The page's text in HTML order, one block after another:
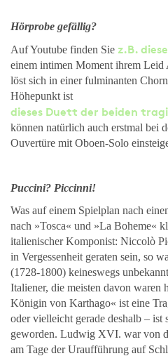
Hörprobe gefällig?
Auf Youtube finden Sie z.B.
einem intimen Moment ihrem Leid
löst sich in einer fulminanten
Höhepunkt ist
dieses Duett der beiden
können natürlich auch erstmal bei
Ouvertüre mit Oboen-Solo
Puccini? Piccinni!
Was auf einem Spielplan nach
nach »Tosca« und »La Boheme«
italienischer Komponist: Niccolò
in Vergessenheit geraten sein, so
(1728-1800) keineswegs
Italiener, die meisten davon waren
Königin von Karthago« ist eine
oder vielleicht gerade deshalb – ist
geworden. Ludwig XVI. war von
am Tage der Uraufführung auf